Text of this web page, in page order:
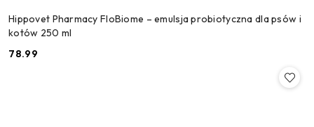
Hippovet Pharmacy FloBiome – emulsja probiotyczna dla psów i
kotów 250 ml
Cena:
78.99